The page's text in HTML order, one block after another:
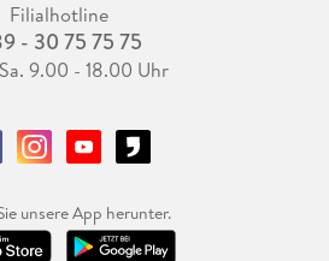
Filialhotline
- 30 75 75 75
9.00 - 18.00 Uhr
unsere App herunter.